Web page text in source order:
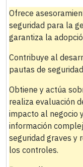
Ofrece
seguridad para la
garantiza la
Contribuye al
pautas de
Obtiene y actúa
realiza evaluación
impacto al negocio
información
seguridad graves y
los controles.